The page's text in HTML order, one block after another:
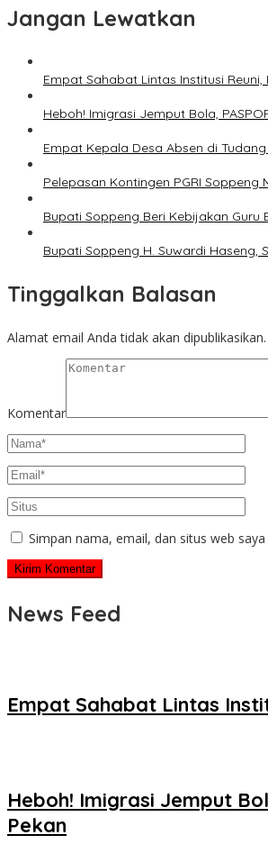
Jangan Lewatkan
Empat Sahabat Lintas Institusi
Heboh! Imigrasi Jemput Bola,
Empat Kepala Desa Absen di
Pelepasan Kontingen PGRI
Bupati Soppeng Beri Kebijakan Guru
Bupati Soppeng H. Suwardi Haseng,
Tinggalkan Balasan
Alamat email Anda tidak akan dipublikasikan.
Komentar
Simpan nama, email, dan situs web
News Feed
Empat Sahabat Lintas
Heboh! Imigrasi Jemput
Pekan